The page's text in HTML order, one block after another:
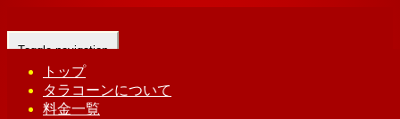
Toggle navigation
トップ
タラコーンについて
料金一覧
Home -ビヒ…